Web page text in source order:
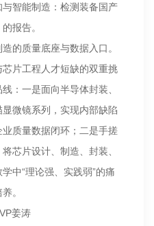
与智能制造：检测装备国产
报告。
的质量底座与数据入口。
片工程人才短缺的双重挑
：一是面向半导体封装、
微镜系列，实现内部缺陷
质量数据闭环；二是手搓
芯片设计、制造、封装、
中“理论强、实践弱”的痛
。
姜涛